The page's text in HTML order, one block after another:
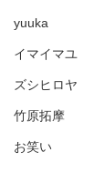
yuuka
イマイマユ
ズシヒロヤ
竹原拓摩
お笑い